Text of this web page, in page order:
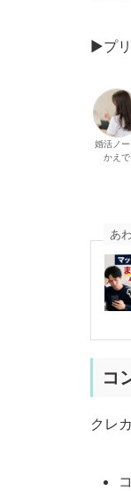
▶︎プ
婚活ノー
かえで
あ
コ
クレ